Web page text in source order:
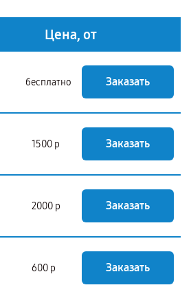
Цена, от
бесплатно Заказать
1500 р Заказать
2000 р Заказать
600 р Заказать